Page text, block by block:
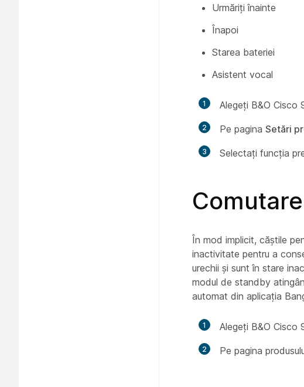
Urmăriți înainte
Înapoi
Starea bateriei
Asistent vocal
1 Alegeți B&O Cisco
2 Pe pagina Setări
3 Selectați funcția
În mod implicit, căștile
inactivitate pentru a
urechii și sunt în stare
modul de standby
automat din aplicația
1 Alegeți B&O Cisco
2 Pe pagina